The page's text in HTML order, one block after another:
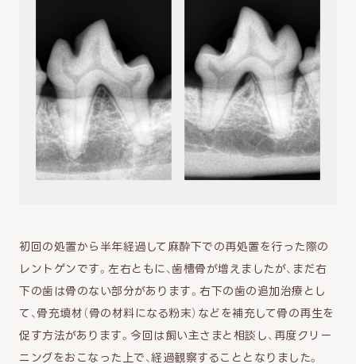
初回の処置から半年経過して麻酔下での再処置を行った際の
レントゲンです。左右ともに、歯槽骨が増えましたが、まだ右
下の歯は骨のない部分があります。右下の歯の追加治療とし
て、骨充填材（骨の材料になる粉末）などを補充して骨の再生を
促す方法があります。今回は飼い主さまと相談し、再度クリー
ニングをおこなった上で、経過観察することとなりました。